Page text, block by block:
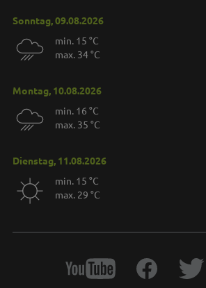
Sonntag, 09.08.2026
min. 15 °C
max. 34 °C
Montag, 10.08.2026
min. 16 °C
max. 35 °C
Dienstag, 11.08.2026
min. 15 °C
max. 29 °C